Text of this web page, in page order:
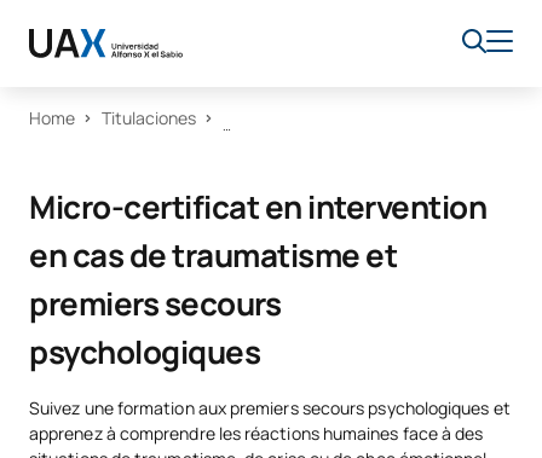
Home Titulaciones
Micro-certificat en intervention
en cas de traumatisme et
premiers secours
psychologiques
Suivez une formation aux premiers secours psychologiques et
apprenez à comprendre les réactions humaines face à des